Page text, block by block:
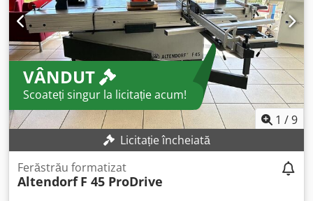
3200 mm L - Opritor paralel CNC 1300 mm - Opritor pentru
tăieri la unghi duplex manual 1350 mm - Suport pentru
șabloane - Comutator Pornit/Oprit pe căruciorul dublu -
Rolă de sprijin frontală
VÂNDUT
Scoateți singur la licitație acum!
1 /9
Licitație încheiată
Ferăstrău formatizat
Altendorf F 45 ProDrive